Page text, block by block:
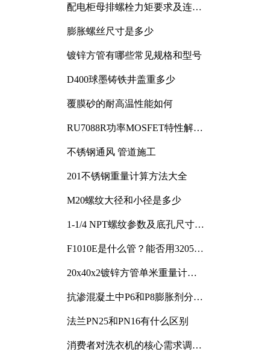
配电柜母排螺栓力矩要求及连接
膨胀螺丝尺寸是多少
镀锌方管有哪些常见规格和型号
D400球墨铸铁井盖重多少
覆膜砂的耐高温性能如何
RU7088R功率MOSFET特性解析
不锈钢通风 管道施工
201不锈钢重量计算方法大全
M20螺纹大径和小径是多少
1-1/4 NPT螺纹参数及底孔尺寸详
F1010E是什么管？能否用3205或
20x40x2镀锌方管单米重量计算
抗渗混凝土中P6和P8膨胀剂分别
法兰PN25和PN16有什么区别
消费者对洗衣机的核心需求调研